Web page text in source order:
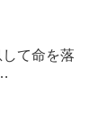
して命を落